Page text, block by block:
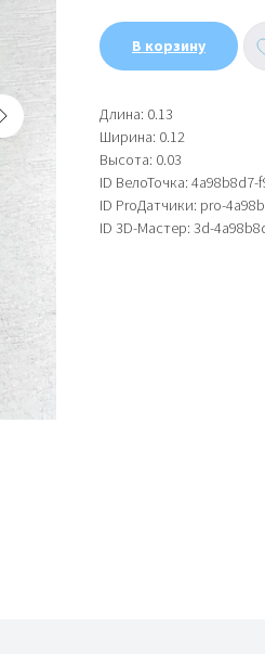
В корзину
Длина: 0.13
Ширина: 0.12
Высота: 0.03
ID ВелоТочка:
ID ProДатчики: pro-
ID 3D-Мастер: 3d-